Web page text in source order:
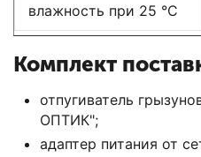
влажность при 25 °С
Комплект
отпугиватель
ОПТИК";
адаптер питания от